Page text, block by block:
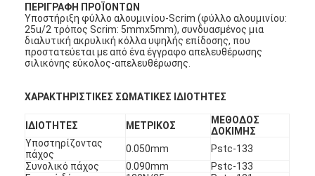
ΠΕΡΙΓΡΑΦΗ ΠΡΟΪΟΝΤΩΝ
Υποστήριξη φύλλο αλουμινίου-Scrim (φύλλο αλουμινίου:
25u/2 τρόπος Scrim: 5mmx5mm), συνδυασμένος μια
διαλυτική ακρυλική κόλλα υψηλής επίδοσης, που
προστατεύεται με από ένα έγγραφο απελευθέρωσης
σιλικόνης εύκολος-απελευθέρωσης.
ΧΑΡΑΚΤΗΡΙΣΤΙΚΕΣ ΣΩΜΑΤΙΚΕΣ ΙΔΙΟΤΗΤΕΣ
ΙΔΙΟΤΗΤΕΣ ΜΕΤΡΙΚΟΣ
ΜΕΘΟΔΟΣ
ΔΟΚΙΜΗΣ
Υποστηρίζοντας
πάχος
0.050mm
Pstc-133
Συνολικό πάχος
0.090mm
Pstc-133